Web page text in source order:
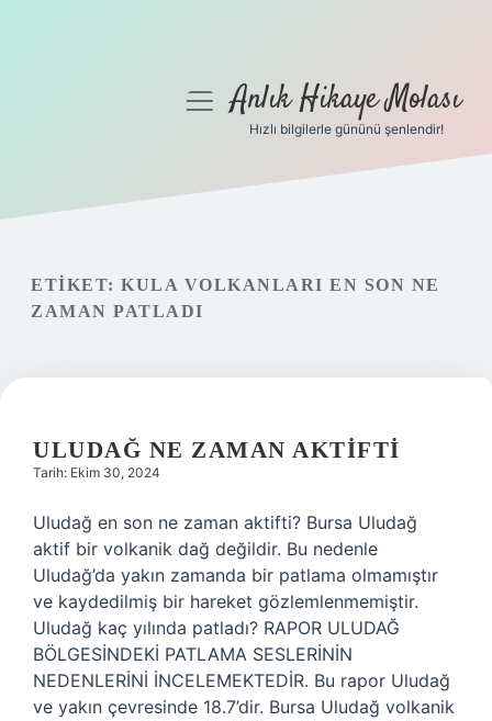
Gizlilik Politikası
Hakkımızda
menüyüAnlık Hikaye Molası
Hızlı bilgilerle gününü şenlendir!
ETIKET: KULA VOLKANLARI EN SON NE
ZAMAN PATLADI
ULUDAĞ NE ZAMAN AKTIFTI
Tarih: Ekim 30, 2024
Uludağ en son ne zaman aktifti? Bursa Uludağ
aktif bir volkanik dağ değildir. Bu nedenle
Uludağ’da yakın zamanda bir patlama olmamıştır
ve kaydedilmiş bir hareket gözlemlenmemiştir.
Uludağ kaç yılında patladı? RAPOR ULUDAĞ
BÖLGESİNDEKİ PATLAMA SESLERİNİN
NEDENLERİNİ İNCELEMEKTEDİR. Bu rapor Uludağ
ve yakın çevresinde 18.7’dir. Bursa Uludağ volkanik